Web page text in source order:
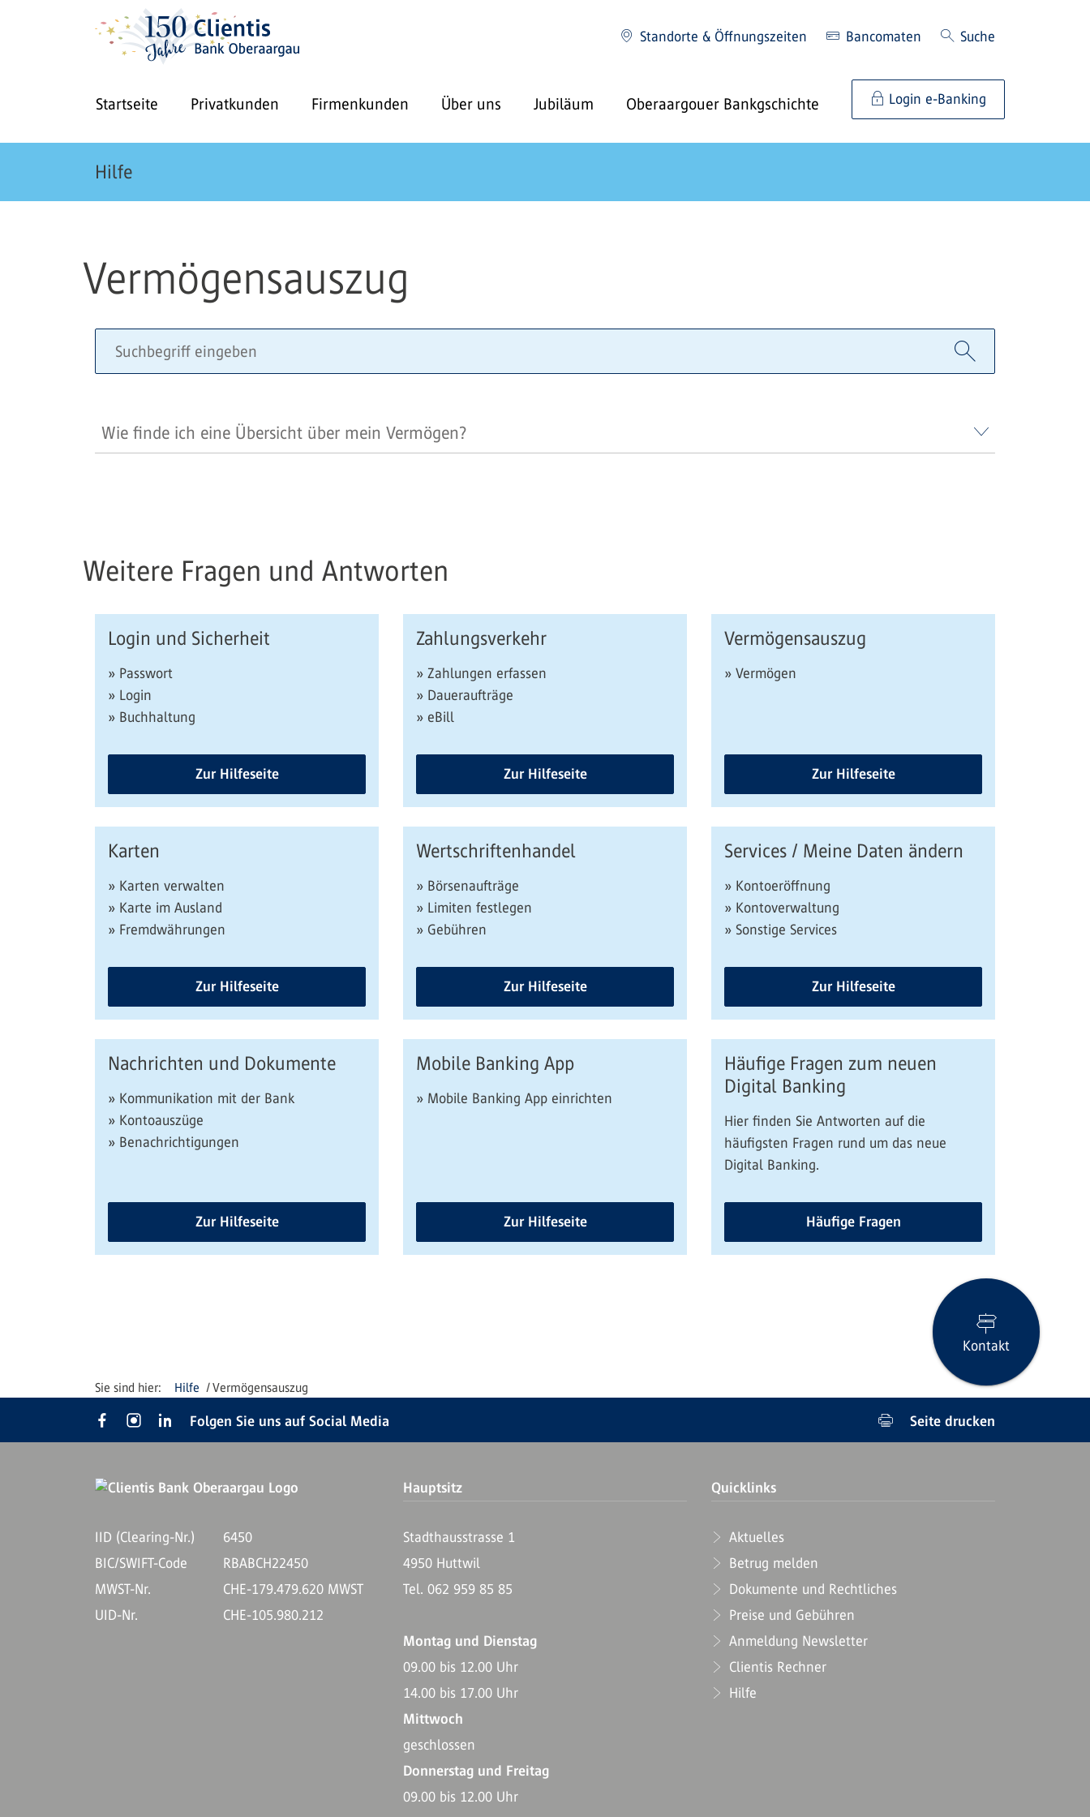
Standorte & Öffnungszeiten Bancomaten Suche
Startseite Privatkunden Firmenkunden Über uns Jubiläum Oberaargouer Bankgschichte Login e-Banking
Hilfe
Vermögensauszug
Wie finde ich eine Übersicht über mein Vermögen?
Weitere Fragen und Antworten
Login und Sicherheit
» Passwort
» Login
» Buchhaltung
Zur Hilfeseite
Zahlungsverkehr
» Zahlungen erfassen
» Daueraufträge
» eBill
Zur Hilfeseite
Vermögensauszug
» Vermögen
Zur Hilfeseite
Karten
» Karten verwalten
» Karte im Ausland
» Fremdwährungen
Zur Hilfeseite
Wertschriftenhandel
» Börsenaufträge
» Limiten festlegen
» Gebühren
Zur Hilfeseite
Services / Meine Daten ändern
» Kontoeröffnung
» Kontoverwaltung
» Sonstige Services
Zur Hilfeseite
Nachrichten und Dokumente
» Kommunikation mit der Bank
» Kontoauszüge
» Benachrichtigungen
Zur Hilfeseite
Mobile Banking App
» Mobile Banking App einrichten
Zur Hilfeseite
Häufige Fragen zum neuen
Digital Banking
Hier finden Sie Antworten auf die
häufigsten Fragen rund um das neue
Digital Banking.
Häufige Fragen
Hilfe Vermögensauszug
Kontakt
Folgen Sie uns auf Social Media Seite drucken
Hauptsitz Quicklinks
IID (Clearing-Nr.)
6450
BIC/SWIFT-Code
RBABCH22450
MWST-Nr.
CHE-179.479.620 MWST
UID-Nr.
CHE-105.980.212
Stadthausstrasse 1
4950 Huttwil
Tel. 062 959 85 85
Montag und Dienstag
09.00 bis 12.00 Uhr
14.00 bis 17.00 Uhr
Mittwoch
geschlossen
Donnerstag und Freitag
09.00 bis 12.00 Uhr
Aktuelles
Betrug melden
Dokumente und Rechtliches
Preise und Gebühren
Anmeldung Newsletter
Clientis Rechner
Hilfe